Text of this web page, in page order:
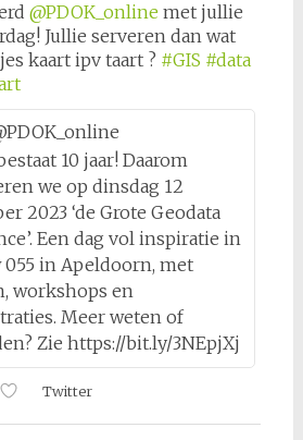
@PDOK_online met jullie
Jullie serveren dan wat
kaart ipv taart ? #GIS #data
10 jaar! Daarom
we op dinsdag 12
2023 ‘de Grote Geodata
Een dag vol inspiratie in
055 in Apeldoorn, met
workshops en
Meer weten of
Zie https://bit.ly/3NEpjXj
Twitter